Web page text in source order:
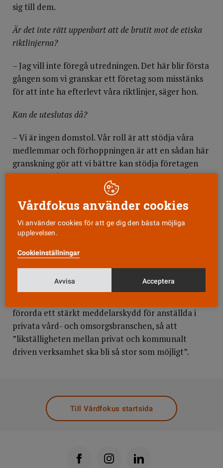
sig till dem.
Är det inte rätt uppenbart att de brutit mot de etiska
riktlinjerna?
– Jag vill inte föregå utredningen. Det här blir första
gången som vi granskar ett företag som misstänks
för att inte ha efterlevt våra riktlinjer, säger hon.
Kan de uteslutas då?
– Vi är ingen domstol. Vår roll är att stödja våra
medlemmar och förhoppningen är att en sådan här
granskning gör att vi bättre kan stödja företagen
framöver, så att liknande problem inte uppkommer.
Att utesluta en medlem kommer i sista hand, säger
Inga-Kari Fryklund.
I ett pressmeddelande skriver Carema Care att de
välkomnar en fortsatt bred granskning och säger
att de ”självfallet kommer att vara fullt tillgängliga
kan genomföras på bästa sätt”.
förorda ett stärkt meddelarskydd för anställda i
privata vård- och omsorgsbranschen, så att
”likställigheten mellan privat och kommunalt
driven verksamhet ska bli så stor som möjligt”.
Till Vårdfokus startsida
Vårdfokus använder cookies
Vi använder cookies för att ge dig den bästa möjliga
upplevelsen.
Cookieinställningar
Avvisa Acceptera